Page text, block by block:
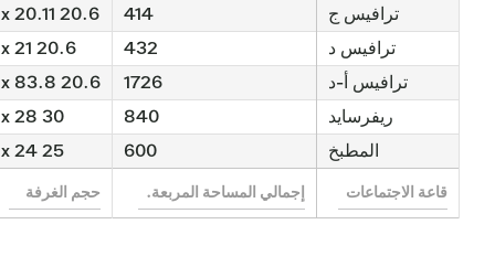
ترافيس ج
414
20.6 x 20.11
ترافيس د
432
20.6 x 21
ترافيس أ-د
1726
20.6 x 83.8
ريفرسايد
840
30 x 28
المطبخ
600
25 x 24